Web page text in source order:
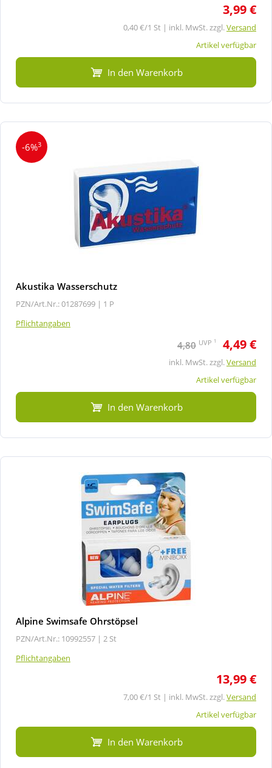
3,99 €
0,40 €/1 St | inkl. MwSt. zzgl.Versand
Artikel verfügbar
In den Warenkorb
-6%3
Akustika Wasserschutz
PZN/Art.Nr.: 01287699 | 1 P
Pflichtangaben
4,80 UVP 1 4,49 €
inkl. MwSt. zzgl.Versand
Artikel verfügbar
In den Warenkorb
Alpine Swimsafe Ohrstöpsel
PZN/Art.Nr.: 10992557 | 2 St
Pflichtangaben
13,99 €
7,00 €/1 St | inkl. MwSt. zzgl.Versand
Artikel verfügbar
In den Warenkorb